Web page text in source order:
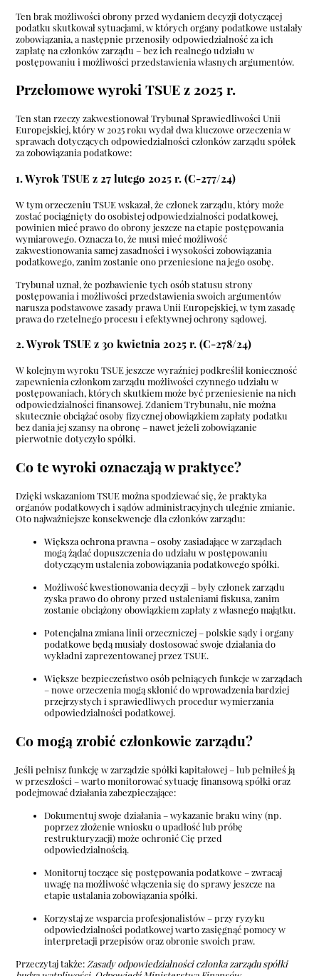
Ten brak możliwości obrony przed wydaniem decyzji dotyczącej
podatku skutkował sytuacjami, w których organy podatkowe ustalały
zobowiązania, a następnie przenosiły odpowiedzialność za ich
zapłatę na członków zarządu – bez ich realnego udziału w
postępowaniu i możliwości przedstawienia własnych argumentów.
Przełomowe wyroki TSUE z 2025 r.
Ten stan rzeczy zakwestionował Trybunał Sprawiedliwości Unii
Europejskiej, który w 2025 roku wydał dwa kluczowe orzeczenia w
sprawach dotyczących odpowiedzialności członków zarządu spółek
za zobowiązania podatkowe:
1. Wyrok TSUE z 27 lutego 2025 r. (C-277/24)
W tym orzeczeniu TSUE wskazał, że członek zarządu, który może
zostać pociągnięty do osobistej odpowiedzialności podatkowej,
powinien mieć prawo do obrony jeszcze na etapie postępowania
wymiarowego. Oznacza to, że musi mieć możliwość
zakwestionowania samej zasadności i wysokości zobowiązania
podatkowego, zanim zostanie ono przeniesione na jego osobę.
Trybunał uznał, że pozbawienie tych osób statusu strony
postępowania i możliwości przedstawienia swoich argumentów
narusza podstawowe zasady prawa Unii Europejskiej, w tym zasadę
prawa do rzetelnego procesu i efektywnej ochrony sądowej.
2. Wyrok TSUE z 30 kwietnia 2025 r. (C-278/24)
W kolejnym wyroku TSUE jeszcze wyraźniej podkreślił konieczność
zapewnienia członkom zarządu możliwości czynnego udziału w
postępowaniach, których skutkiem może być przeniesienie na nich
odpowiedzialności finansowej. Zdaniem Trybunału, nie można
skutecznie obciążać osoby fizycznej obowiązkiem zapłaty podatku
bez dania jej szansy na obronę – nawet jeżeli zobowiązanie
pierwotnie dotyczyło spółki.
Co te wyroki oznaczają w praktyce?
Dzięki wskazaniom TSUE można spodziewać się, że praktyka
organów podatkowych i sądów administracyjnych ulegnie zmianie.
Oto najważniejsze konsekwencje dla członków zarządu:
Większa ochrona prawna – osoby zasiadające w zarządach
mogą żądać dopuszczenia do udziału w postępowaniu
dotyczącym ustalenia zobowiązania podatkowego spółki.
Możliwość kwestionowania decyzji – były członek zarządu
zyska prawo do obrony przed ustaleniami fiskusa, zanim
zostanie obciążony obowiązkiem zapłaty z własnego majątku.
Potencjalna zmiana linii orzeczniczej – polskie sądy i organy
podatkowe będą musiały dostosować swoje działania do
wykładni zaprezentowanej przez TSUE.
Większe bezpieczeństwo osób pełniących funkcje w zarządach
– nowe orzeczenia mogą skłonić do wprowadzenia bardziej
przejrzystych i sprawiedliwych procedur wymierzania
odpowiedzialności podatkowej.
Co mogą zrobić członkowie zarządu?
Jeśli pełnisz funkcję w zarządzie spółki kapitałowej – lub pełniłeś ją
w przeszłości – warto monitorować sytuację finansową spółki oraz
podejmować działania zabezpieczające:
Dokumentuj swoje działania – wykazanie braku winy (np.
poprzez złożenie wniosku o upadłość lub próbę
restrukturyzacji) może ochronić Cię przed
odpowiedzialnością.
Monitoruj toczące się postępowania podatkowe – zwracaj
uwagę na możliwość włączenia się do sprawy jeszcze na
etapie ustalania zobowiązania spółki.
Korzystaj ze wsparcia profesjonalistów – przy ryzyku
odpowiedzialności podatkowej warto zasięgnąć pomocy w
interpretacji przepisów oraz obronie swoich praw.
Przeczytaj także: Zasady odpowiedzialności członka zarządu spółki